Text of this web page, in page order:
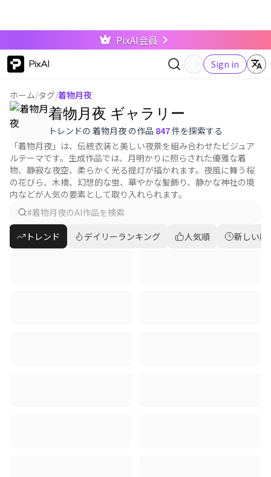
PixAI会員
PixAI Sign in
ホーム/タグ/着物月夜
着物月夜 ギャラリー
トレンドの 着物月夜 の作品 847件を探索する
「着物月夜」は、伝統衣装と美しい夜景を組み合わせたビジュア
ルテーマです。生成作品では、月明かりに照らされた優雅な着
物、静寂な夜空、柔らかく光る提灯が描かれます。夜風に舞う桜
の花びら、木橋、幻想的な蛍、華やかな髪飾り、静かな神社の境
内などが人気の要素として取り入れられます。
トレンド デイリーランキング 人気順 新しい順